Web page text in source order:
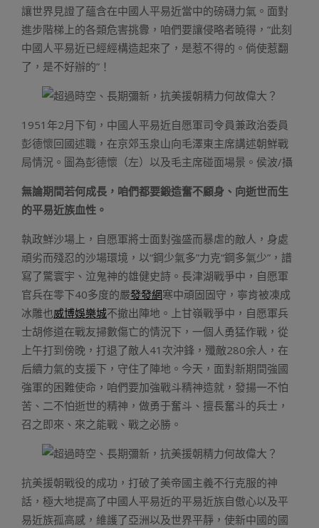
讓世界見證了蘊含在中國人平易近當中的磅礴力氣。面對
進步階梯上的各類危害挑釁，咱們要讓侵略者曉得，“此刻
中國人平易近已經經構造起來了，是惹不得的。倘使惹翻
了，是不好辦的”！
1951年2月下旬，中國人平易近自愿軍司令員兼政治委員
彭德懷回國述職，在京郊玉泉山向毛澤東主席講述朝鮮戰
局情況。圖為彭德懷（左）以及毛主席碰面場景。侯波/攝
無論期間若何成長，咱們都要鍛造奮不顧身、向逝世而生
的平易近族血性。
執政鮮沙場上，自愿軍將士面對強盛而暴虐的敵人，身處
頑劣而殘忍的沙場環境，以“鋼少氣多”力克“鋼多氣少”，譜
寫了驚寰宇、泣鬼神的雄健史詩。長津湖戰爭中，自愿軍
官兵在零下40多度的嚴發發網寒中頑固固守，寧肯被凍成
冰雕也威博娛樂城不撤出陣地。上甘嶺戰爭中，自愿軍兵
士胡修道在戰友掃數傷亡的情況下，一個人勇猛作戰，從
上午打到傍晚，打退了敵人41次沖鋒，殲敵280余人，在
后續力氣的支援下，守住了陣地。今天，面對新期間強國
強軍的困難使命，咱們要加強戰斗精神造就，發揚一不怕
苦、二不怕逝世的精神，做勇于奮斗、擅長奮斗的兵士，
召之即來、來之能戰、戰之必勝。
抗美援朝戰役的成功，打破了美帝國主義不行克服的神
話，極大地提高了中國人平易近的平易近族自傲心以及平
易近族孤高感，維護了亞洲以及世界平靜，使新中國的國